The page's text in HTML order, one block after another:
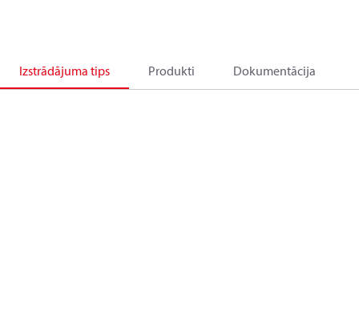
Izstrādājuma tips Produkti Dokumentācija